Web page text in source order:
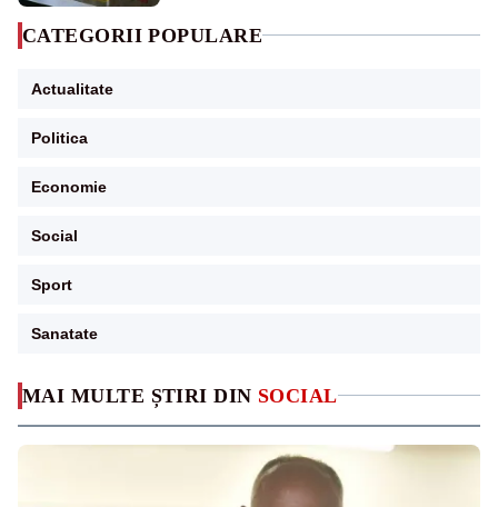
MAI MULTE ȘTIRI DIN SOCIAL
CATEGORII POPULARE
Actualitate
Politica
Economie
Social
Sport
Sanatate